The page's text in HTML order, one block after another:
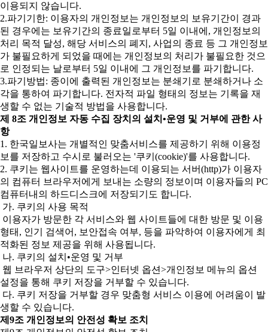
이용되지 않습니다.
2.파기기한: 이용자의 개인정보는 개인정보의 보유기간이 경과
된 경우에는 보유기간의 종료일로부터 5일 이내에, 개인정보의
처리 목적 달성, 해당 서비스의 폐지, 사업의 종료 등 그 개인정보
가 불필요하게 되었을 때에는 개인정보의 처리가 불필요한 것으
로 인정되는 날로부터 5일 이내에 그 개인정보를 파기합니다.
3.파기방법: 종이에 출력된 개인정보는 분쇄기로 분쇄하거나 소
각을 통하여 파기합니다. 전자적 파일 형태의 정보는 기록을 재
생할 수 없는 기술적 방법을 사용합니다.
제 8조 개인정보 자동 수집 장치의 설치•운영 및 거부에 관한 사
항
1. 한국일보사는 개별적인 맞춤서비스를 제공하기 위해 이용정
보를 저장하고 수시로 불러오는 '쿠키(cookie)'를 사용합니다.
2. 쿠키는 웹사이트를 운영하는데 이용되는 서버(http)가 이용자
의 컴퓨터 브라우저에게 보내는 소량의 정보이며 이용자들의 PC
컴퓨터내의 하드디스크에 저장되기도 합니다.
가. 쿠키의 사용 목적
이용자가 방문한 각 서비스와 웹 사이트들에 대한 방문 및 이용
형태, 인기 검색어, 보안접속 여부, 등을 파악하여 이용자에게 최
적화된 정보 제공을 위해 사용됩니다.
나. 쿠키의 설치•운영 및 거부
웹 브라우저 상단의 도구>인터넷 옵션>개인정보 메뉴의 옵션
설정을 통해 쿠키 저장을 거부할 수 있습니다.
다. 쿠키 저장을 거부할 경우 맞춤형 서비스 이용에 어려움이 발
생할 수 있습니다.
제9조 개인정보의 안전성 확보 조치